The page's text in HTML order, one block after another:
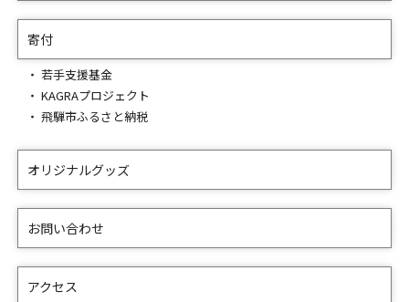
寄付
若手支援基金
KAGRAプロジェクト
飛騨市ふるさと納税
オリジナルグッズ
お問い合わせ
アクセス